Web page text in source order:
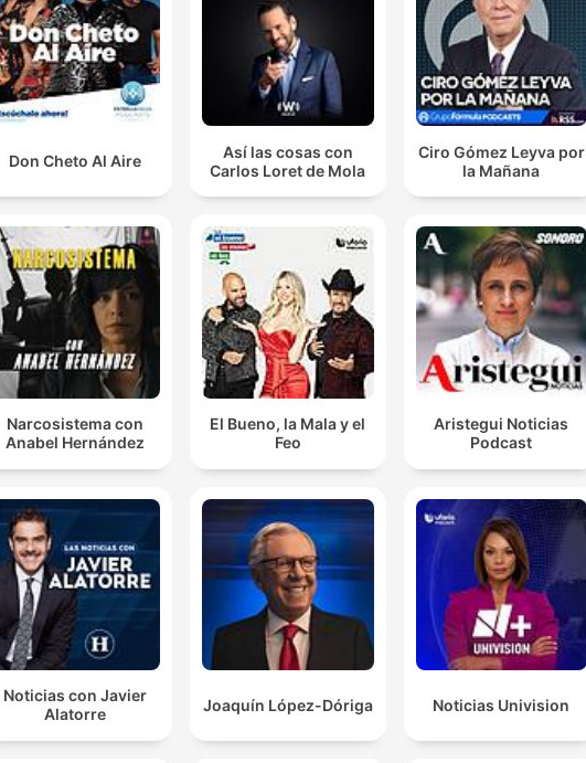
registratore.
00:06:52 · L'autore sottolinea la mancanza di vera comprensione
e interiorità nelle macchine rispetto agli esseri umani.
La matematica è una mappa di un territorio. L'ontologia
è il territorio.
ontologica.
Lo scienziato diventa sia scienziato che persona
spirituale.
00:25:09 · L'intervistatore riassume la nuova identità proposta da
Faggin, che non rinnega la scienza ma la integra con l'esperienza
la realtà non è fatta di materia e di matematica, la realtà
è fatta di materia, mente e spirito, tre aspetti
00:33:48 · Faggin conclude definendo la struttura profonda della
realtà come una triade inseparabile di materia, mente e spirito.
Don Cheto Al Aire
Así las cosas con
Carlos Loret de Mola
Ciro Gómez Leyva por
la Mañana
Narcosistema con
Anabel Hernández
El Bueno, la Mala y el
Feo
Aristegui Noticias
Podcast
Noticias con Javier
Alatorre
Joaquín López-Dóriga Noticias Univision